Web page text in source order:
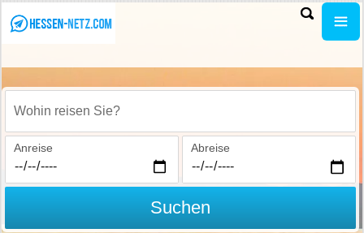
Wohin reisen Sie?
Anreise Abreise
Suchen